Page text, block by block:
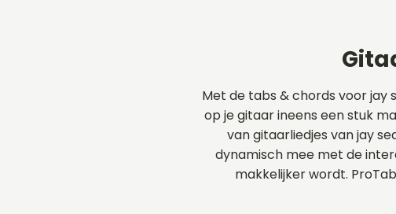
Met de tabs & chords voor jay
op je gitaar ineens een stuk
van gitaarliedjes van jay
dynamisch mee met de
makkelijker wordt.